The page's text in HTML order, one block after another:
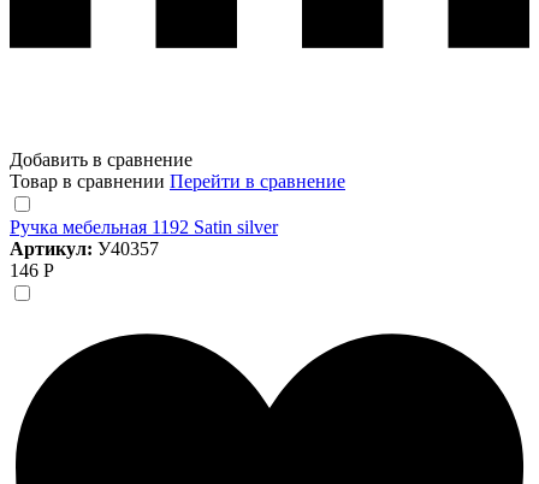
Добавить в сравнение
Товар в сравнении Перейти в сравнение
Ручка мебельная 1192 Satin silver
Артикул: У40357
146 Р